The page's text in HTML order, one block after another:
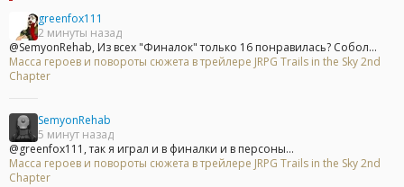
greenfox111
2 минуты назад
@SemyonRehab, Из всех "Финалок" только 16 понравилась? Собол...
Масса героев и повороты сюжета в трейлере JRPG Trails in the Sky 2nd
Chapter
SemyonRehab
5 минут назад
@greenfox111, так я играл и в финалки и в персоны...
Масса героев и повороты сюжета в трейлере JRPG Trails in the Sky 2nd
Chapter